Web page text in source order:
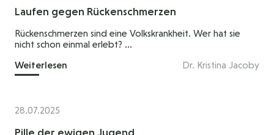
Laufen gegen Rückenschmerzen
Rückenschmerzen sind eine Volkskrankheit. Wer hat sie
nicht schon einmal erlebt? ...
Weiterlesen
Dr. Kristina Jacoby
28.07.2025
Pille der ewigen Jugend